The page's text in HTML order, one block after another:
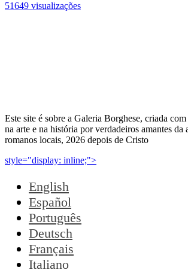
51649 visualizações
Este site é sobre a Galeria Borghese, criada
na arte e na história por verdadeiros amantes da
romanos locais, 2026 depois de Cristo
style="display: inline;">
English
Español
Português
Deutsch
Français
Italiano